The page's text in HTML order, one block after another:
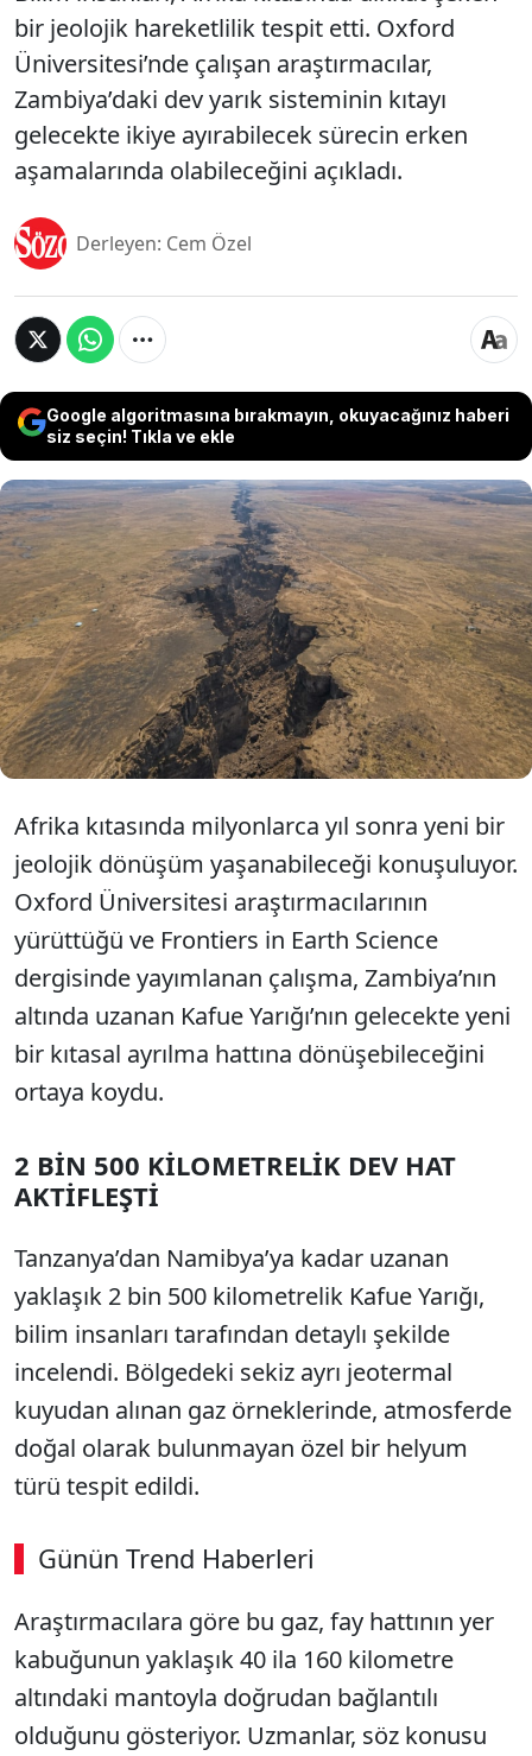
bir jeolojik hareketlilik tespit etti. Oxford
Üniversitesi’nde çalışan araştırmacılar,
Zambiya’daki dev yarık sisteminin kıtayı
gelecekte ikiye ayırabilecek sürecin erken
aşamalarında olabileceğini açıkladı.
Derleyen: Cem Özel
Google algoritmasına bırakmayın, okuyacağınız haberi
siz seçin! Tıkla ve ekle
Bilim insanları, Afrika kıtasında dikkat çeken bir
jeolojik hareketlilik tespit etti. Oxford
Üniversitesi’nde çalışan araştırmacılar,
Zambiya’daki dev yarık sisteminin kıtayı
gelecekte ikiye ayırabilecek sürecin erken
aşamalarında olabileceğini açıkladı.
Afrika kıtasında milyonlarca yıl sonra yeni bir
jeolojik dönüşüm yaşanabileceği konuşuluyor.
Oxford Üniversitesi araştırmacılarının
yürüttüğü ve Frontiers in Earth Science
dergisinde yayımlanan çalışma, Zambiya’nın
altında uzanan Kafue Yarığı’nın gelecekte yeni
bir kıtasal ayrılma hattına dönüşebileceğini
ortaya koydu.
2 BİN 500 KİLOMETRELİK DEV HAT
AKTİFLEŞTİ
Tanzanya’dan Namibya’ya kadar uzanan
yaklaşık 2 bin 500 kilometrelik Kafue Yarığı,
bilim insanları tarafından detaylı şekilde
incelendi. Bölgedeki sekiz ayrı jeotermal
kuyudan alınan gaz örneklerinde, atmosferde
doğal olarak bulunmayan özel bir helyum
türü tespit edildi.
Günün Trend Haberleri
00:02 / 08:06
Sesi Aç
Araştırmacılara göre bu gaz, fay hattının yer
kabuğunun yaklaşık 40 ila 160 kilometre
altındaki mantoyla doğrudan bağlantılı
olduğunu gösteriyor. Uzmanlar, söz konusu